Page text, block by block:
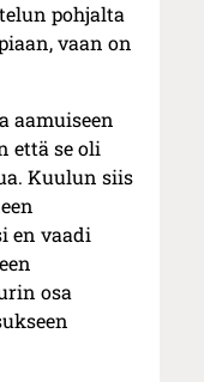
pohjalta
vaan on
aamuiseen
että se oli
Kuulun siis
en vaadi
osa